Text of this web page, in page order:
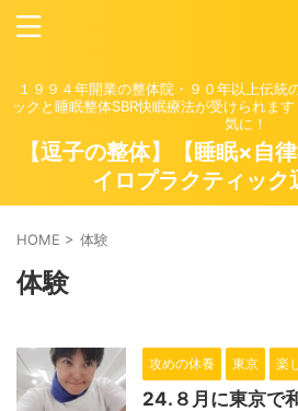
１９９４年開業の整体院・９０年以上伝統
ックと睡眠整体SBR快眠療法が受けられま
気に！
【逗子の整体】【睡眠×自
イロプラクティック
HOME > 体験
体験
攻めの休養 東京 楽
24.８月に東京で